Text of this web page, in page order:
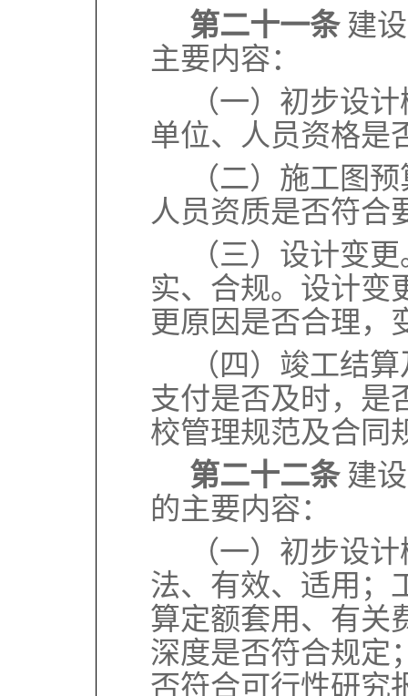
第二十一条 建
主要内容：
（一）初步设
单位、人员资格是
（二）施工图
人员资质是否符合
（三）设计变
实、合规。设计变
更原因是否合理，
（四）竣工结
支付是否及时，是
校管理规范及合同
第二十二条 建
的主要内容：
（一）初步设
法、有效、适用；
算定额套用、有关
深度是否符合规定
否符合可行性研究